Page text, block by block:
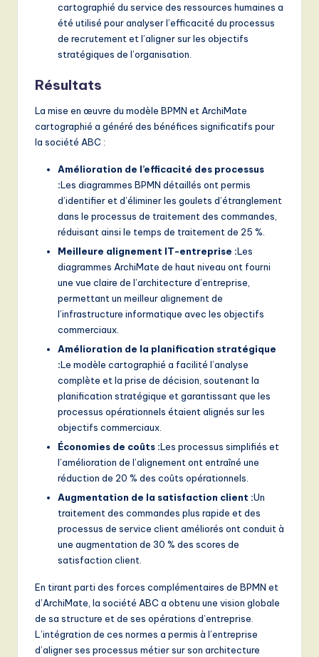
cartographié du service des ressources humaines a
été utilisé pour analyser l’efficacité du processus
de recrutement et l’aligner sur les objectifs
stratégiques de l’organisation.
Résultats
La mise en œuvre du modèle BPMN et ArchiMate
cartographié a généré des bénéfices significatifs pour
la société ABC :
Amélioration de l’efficacité des processus
:Les diagrammes BPMN détaillés ont permis
d’identifier et d’éliminer les goulets d’étranglement
dans le processus de traitement des commandes,
réduisant ainsi le temps de traitement de 25 %.
Meilleure alignement IT-entreprise :Les
diagrammes ArchiMate de haut niveau ont fourni
une vue claire de l’architecture d’entreprise,
permettant un meilleur alignement de
l’infrastructure informatique avec les objectifs
commerciaux.
Amélioration de la planification stratégique
:Le modèle cartographié a facilité l’analyse
complète et la prise de décision, soutenant la
planification stratégique et garantissant que les
processus opérationnels étaient alignés sur les
objectifs commerciaux.
Économies de coûts :Les processus simplifiés et
l’amélioration de l’alignement ont entraîné une
réduction de 20 % des coûts opérationnels.
Augmentation de la satisfaction client :Un
traitement des commandes plus rapide et des
processus de service client améliorés ont conduit à
une augmentation de 30 % des scores de
satisfaction client.
En tirant parti des forces complémentaires de BPMN et
d’ArchiMate, la société ABC a obtenu une vision globale
de sa structure et de ses opérations d’entreprise.
L’intégration de ces normes a permis à l’entreprise
d’aligner ses processus métier sur son architecture